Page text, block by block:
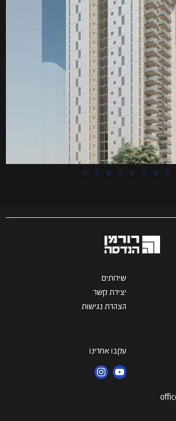
מגרש 200 גני אז"ר, ר"ג
מגדל 24 קומות עם 120 יח"ד
צפייה בפרויקט
שירותים
יצירת קשר
הצהרת נגישות
עקבו אחרינו